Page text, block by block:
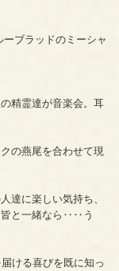
ブラッドのミーシャ
精霊達が音楽会。耳
の燕尾を合わせて現
達に楽しい気持ち、
皆と一緒なら‥‥う
ける喜びを既に知っ